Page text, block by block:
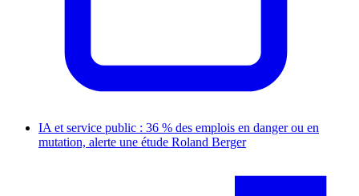
IA et service public : 36 % des emplois en danger ou en
mutation, alerte une étude Roland Berger